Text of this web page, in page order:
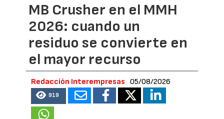
MB Crusher en el MMH
2026: cuando un
residuo se convierte en
el mayor recurso
Redacción Interempresas 05/08/2026
919